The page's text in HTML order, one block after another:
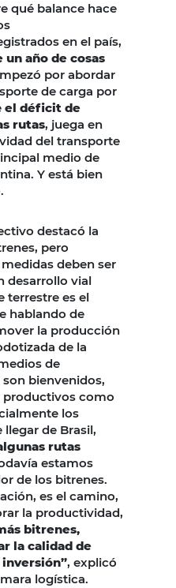
qué balance hace
en el país,
un año de cosas
por abordar
de carga por
el déficit de
rutas, juega en
del transporte
medio de
Y está bien
destacó la
pero
deben ser
desarrollo vial
terrestre es el
hablando de
la producción
de la
de
bienvenidos,
productivos como
los
llegar de Brasil,
rutas
estamos
de los bitrenes.
es el camino,
la productividad,
bitrenes,
la calidad de
, explicó
logística.